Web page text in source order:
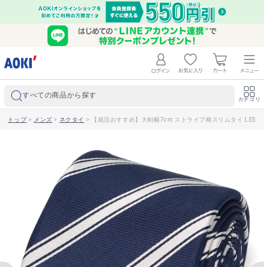
すべての商品から探す カテゴリ
トップ> メンズ > ネクタイ > 【就活おすすめ】大剣幅7cm ストライプ柄スリムタイ LES